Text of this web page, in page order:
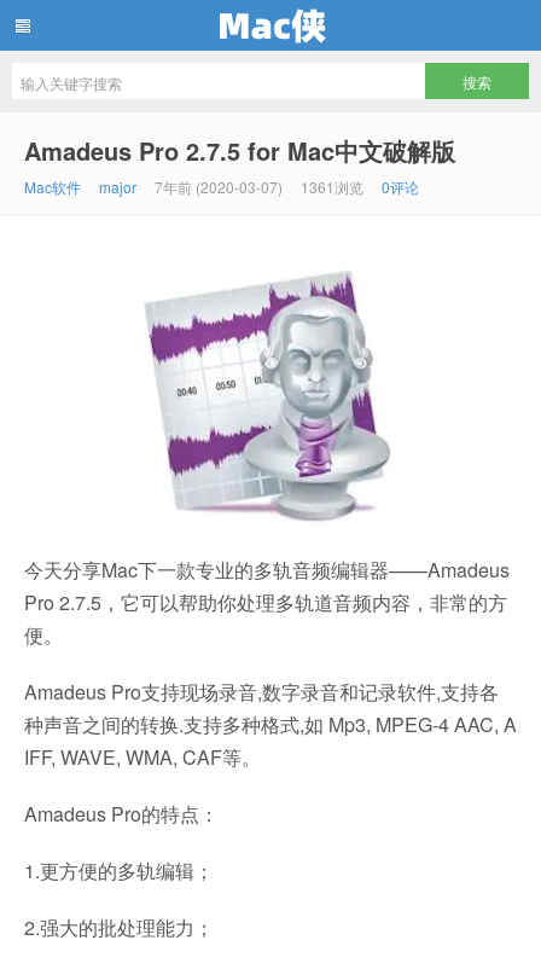
Amadeus Pro 2.7.5 for Mac中文破解版
Mac软件 major 7年前 (2020-03-07) 1361浏览 0评论
今天分享Mac下一款专业的多轨音频编辑器——Amadeus
Pro 2.7.5，它可以帮助你处理多轨道音频内容，非常的方
便。
Amadeus Pro支持现场录音,数字录音和记录软件,支持各
种声音之间的转换.支持多种格式,如 Mp3, MPEG-4 AAC, A
IFF, WAVE, WMA, CAF等。
Amadeus Pro的特点：
1.更方便的多轨编辑；
2.强大的批处理能力；